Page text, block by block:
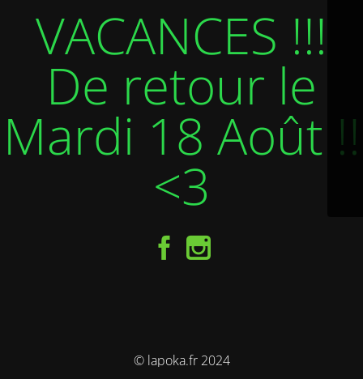
VACANCES !!!
De retour le
Mardi 18 Août !!
<3
© lapoka.fr 2024